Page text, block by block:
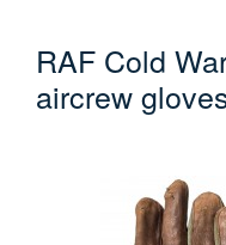
RAF Cold
aircrew